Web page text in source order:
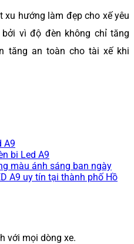
hướng làm đẹp cho xế yêu
vì độ đèn không chỉ tăng
tăng an toàn cho tài xế khi
A9
bi Led A9
màu ánh sáng ban ngày
A9 uy tín tại thành phố Hồ
với mọi dòng xe.